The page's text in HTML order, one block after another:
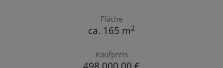
Fläche
ca. 165 m2
Kaufpreis